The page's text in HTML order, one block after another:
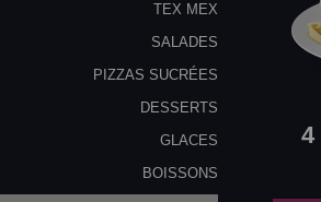
TEX MEX
SALADES
PIZZAS SUCRÉES
DESSERTS
GLACES
BOISSONS
4